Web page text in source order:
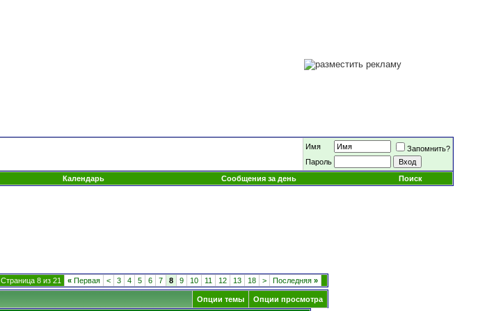
Имя
Запомнить?
Пароль
Календарь Сообщения за день Поиск
Страница 8 из 21 « Первая < 3 4 5 6 7 8 9 10 11 12 13 18 > Последняя »
Опции темы Опции просмотра